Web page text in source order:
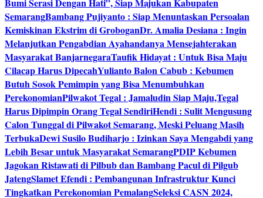
SemarangBambang Pujiyanto : Siap Menuntaskan Persoalan
Kemiskinan Ekstrim di GroboganDr. Amalia Desiana : Ingin
Melanjutkan Pengabdian Ayahandanya Mensejahterakan
Masyarakat BanjarnegaraTaufik Hidayat : Untuk Bisa Maju
Cilacap Harus DipecahYulianto Balon Cabub : Kebumen
Butuh Sosok Pemimpin yang Bisa Menumbuhkan
PerekonomianPilwakot Tegal : Jamaludin Siap Maju,Tegal
Harus Dipimpin Orang Tegal SendiriHendi : Sulit Mengusung
Calon Tunggal di Pilwakot Semarang, Meski Peluang Masih
TerbukaDewi Susilo Budiharjo : Izinkan Saya Mengabdi yang
Lebih Besar untuk Masyarakat SemarangPDIP Kebumen
Jagokan Ristawati di Pilbub dan Bambang Pacul di Pilgub
JatengSlamet Efendi : Pembangunan Infrastruktur Kunci
Tingkatkan Perekonomian PemalangSeleksi CASN 2024,